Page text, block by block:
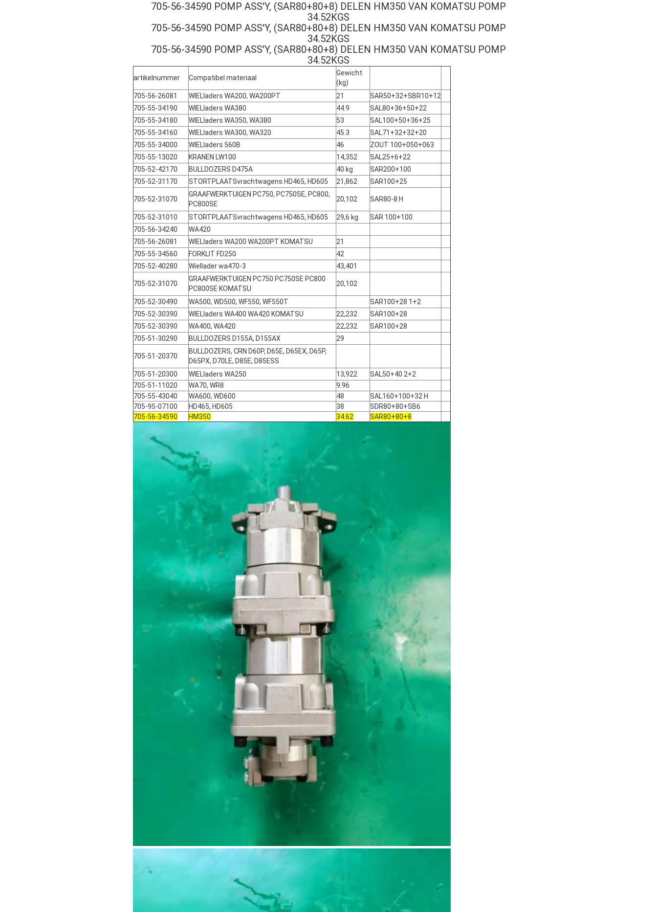
705-56-34590 POMP ASS'Y, (SAR80+80+8) DELEN HM350 VAN KOMATSU POMP
34.52KGS
705-56-34590 POMP ASS'Y, (SAR80+80+8) DELEN HM350 VAN KOMATSU POMP
34.52KGS
705-56-34590 POMP ASS'Y, (SAR80+80+8) DELEN HM350 VAN KOMATSU POMP
34.52KGS
artikelnummer Compatibel materiaal
Gewicht
(kg)
705-56-26081
WIELladers WA200, WA200PT 21
SAR50+32+SBR10+12
705-55-34190
WIELladers WA380 44.9
SAL80+36+50+22
705-55-34180
WIELladers WA350, WA380 53
SAL100+50+36+25
705-55-34160
WIELladers WA300, WA320 45.3
SAL71+32+32+20
705-55-34000
WIELladers 560B 46
ZOUT 100+050+063
705-55-13020
KRANEN LW100 14,352
SAL25+6+22
705-52-42170
BULLDOZERS D475A 40 kg
SAR200+100
705-52-31170
STORTPLAATSvrachtwagens HD465, HD605 21,862 SAR100+25
705-52-31070
GRAAFWERKTUIGEN PC750, PC750SE, PC800,
PC800SE
20,102 SAR80-8 H
705-52-31010 STORTPLAATSvrachtwagens HD465, HD605 29,6 kg
SAR 100+100
705-56-34240
WA420
705-56-26081
WIELladers WA200 WA200PT KOMATSU
21
705-55-34560
FORKLIT FD250
42
705-52-40280
Wiellader wa470-3 43,401
705-52-31070
GRAAFWERKTUIGEN PC750 PC750SE PC800
PC800SE KOMATSU
20,102
705-52-30490 WA500, WD500, WF550, WF550T
SAR100+28 1+2
705-52-30390
WIELladers WA400 WA420 KOMATSU 22,232
SAR100+28
705-52-30390
WA400, WA420 22,232
SAR100+28
705-51-30290
BULLDOZERS D155A, D155AX 29
705-51-20370
BULLDOZERS, CRN D60P, D65E, D65EX, D65P,
D65PX, D70LE, D85E, D85ESS
705-51-20300
WIELladers WA250 13,922
SAL50+40 2+2
705-51-11020
WA70, WR8
9.96
705-55-43040
WA600, WD600 48
SAL160+100+32 H
705-95-07100
HD465, HD605 38
SDR80+80+SB6
705-56-34590
HM350 34.62 SAR80+80+8